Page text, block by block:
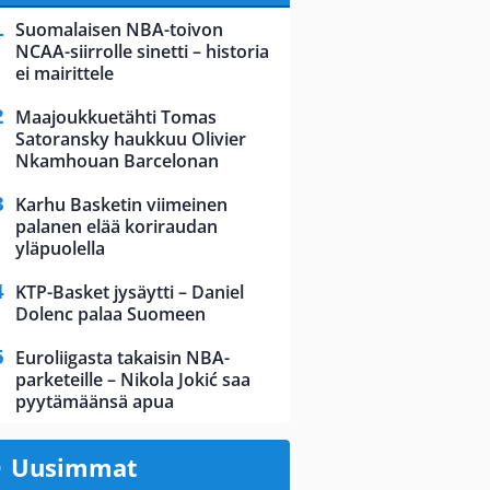
Suomalaisen NBA-toivon
NCAA-siirrolle sinetti – historia
ei mairittele
Maajoukkuetähti Tomas
Satoransky haukkuu Olivier
Nkamhouan Barcelonan
Karhu Basketin viimeinen
palanen elää koriraudan
yläpuolella
KTP-Basket jysäytti – Daniel
Dolenc palaa Suomeen
Euroliigasta takaisin NBA-
parketeille – Nikola Jokić saa
pyytämäänsä apua
Uusimmat